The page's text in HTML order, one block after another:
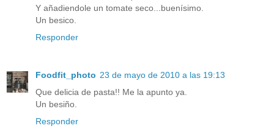
Y añadiendole un tomate seco...buenísimo.
Un besico.
Responder
Foodfit_photo 23 de mayo de 2010 a las 19:13
Que delicia de pasta!! Me la apunto ya.
Un besiño.
Responder